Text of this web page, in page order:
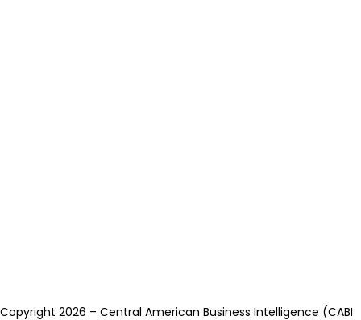
Copyright 2026 – Central American Business Intelligence (CABI